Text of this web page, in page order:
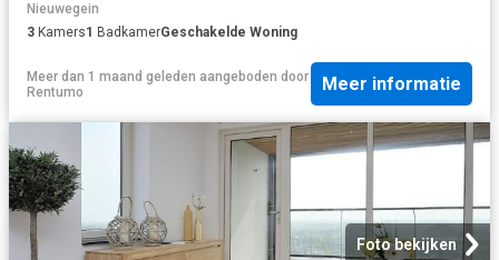
Nieuwegein
3 Kamers1 BadkamerGeschakelde Woning
Meer dan 1 maand geleden aangeboden door
Rentumo
Meer informatie
Foto bekijken